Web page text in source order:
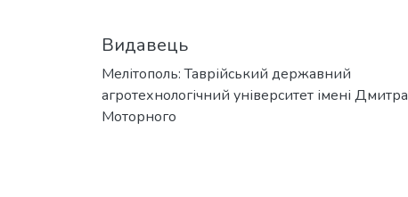
Видавець
Мелітополь: Таврійський державний
агротехнологічний університет імені Дмитра
Моторного